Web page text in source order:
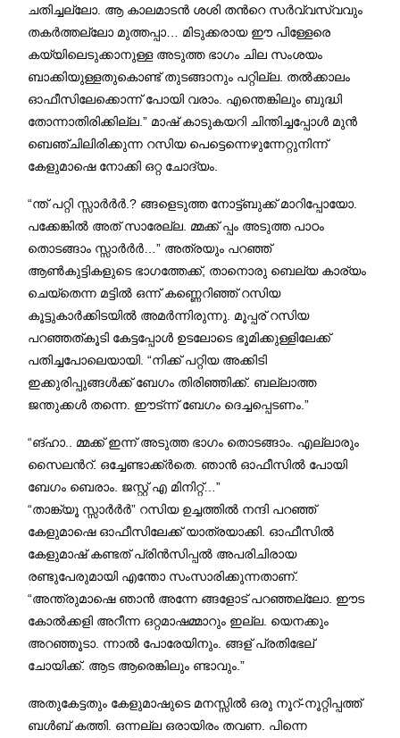
ചതിച്ചല്ലോ. ആ കാലമാടൻ ശശി തന്‍റെ സർവ്വസ്വവും
തകർത്തല്ലോ മുത്തപ്പാ… മിടുക്കരായ ഈ പിള്ളേരെ
കയ്യിലെടുക്കാനുള്ള അടുത്ത ഭാഗം ചില സംശയം
ബാക്കിയുള്ളതുകൊണ്ട് തുടങ്ങാനും പറ്റില്ല. തൽക്കാലം
ഓഫീസിലേക്കൊന്ന് പോയി വരാം. എന്തെങ്കിലും ബുദ്ധി
തോന്നാതിരിക്കില്ല.” മാഷ് കാടുകയറി ചിന്തിച്ചപ്പോൾ മുൻ
ബെഞ്ചിലിരിക്കുന്ന റസിയ പെട്ടെന്നെഴുന്നേറ്റുനിന്ന്
കേളുമാഷെ നോക്കി ഒറ്റ ചോദ്യം.
“ന്ത് പറ്റി സ്സാർർർ.? ങ്ങളെടുത്ത നോട്ട്ബുക്ക് മാറിപ്പോയോ.
പക്കേങ്കിൽ അത് സാരേല്ല. മ്മക്ക് പ്പം അടുത്ത പാഠം
തൊടങ്ങാം സ്സാർർർ…” അത്രയും പറഞ്ഞ്
ആൺകുട്ടികളുടെ ഭാഗത്തേക്ക്, താനൊരു ബെല്യ കാര്യം
ചെയ്തെന്ന മട്ടിൽ ഒന്ന് കണ്ണെറിഞ്ഞ് റസിയ
കൂട്ടുകാർക്കിടയിൽ അമർന്നിരുന്നു. മൂപ്പര് റസിയ
പറഞ്ഞത്കൂടി കേട്ടപ്പോൾ ഉടലോടെ ഭൂമിക്കുള്ളിലേക്ക്
പതിച്ചപോലെയായി. “നിക്ക് പറ്റിയ അക്കിടി
ഇക്കുരിപ്പുങ്ങൾക്ക് ബേഗം തിരിഞ്ഞിക്ക്. ബല്ലാത്ത
ജന്തുക്കൾ തന്നെ. ഈട്ന്ന് ബേഗം ദെച്ചപ്പെടണം.”
“ങ്ഹാ.. മ്മക്ക് ഇന്ന് അടുത്ത ഭാഗം തൊടങ്ങാം. എല്ലാരും
സൈലൻറ്. ഒച്ചേണ്ടാക്ക്ർതെ. ഞാൻ ഓഫീസിൽ പോയി
ബേഗം ബെരാം. ജസ്റ്റ് എ മിനിറ്റ്…”
“താങ്ക്യൂ സ്സാർർർ” റസിയ ഉച്ചത്തിൽ നന്ദി പറഞ്ഞ്
കേളുമാഷെ ഓഫീസിലേക്ക്‌ യാത്രയാക്കി. ഓഫീസിൽ
കേളുമാഷ് കണ്ടത് പ്രിൻസിപ്പൽ അപരിചിരായ
രണ്ടുപേരുമായി എന്തോ സംസാരിക്കുന്നതാണ്.
“അന്ത്രുമാഷെ ഞാൻ അന്നേ ങ്ങളോട് പറഞ്ഞല്ലോ. ഈട
കോൽക്കളി അറീന്ന ഒറ്റമാഷമ്മാറും ഇല്ല. യെനക്കും
അറഞ്ഞൂടാ. ന്നാൽ പോരേയിനും. ങ്ങള് പ്രതിഭേല്
ചോയിക്ക്. ആട ആരെങ്കിലും ണ്ടാവും.”
അതുകേട്ടതും കേളുമാഷുടെ മനസ്സിൽ ഒരു നൂറ്-നൂറ്റിപ്പത്ത്
ബൾബ് കത്തി. ഒന്നല്ല ഒരായിരം തവണ. പിന്നെ